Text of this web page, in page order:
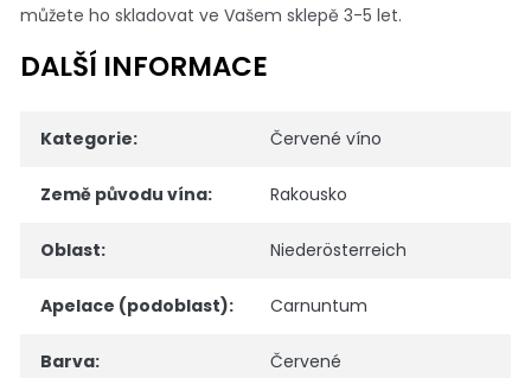
můžete ho skladovat ve Vašem sklepě 3-5 let.
DALŠÍ INFORMACE
Kategorie: Červené víno
Země původu vína: Rakousko
Oblast: Niederösterreich
Apelace (podoblast): Carnuntum
Barva: Červené